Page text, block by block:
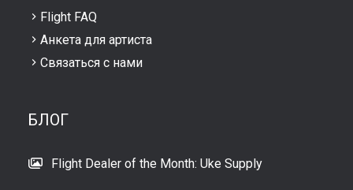
Flight FAQ
Анкета для артиста
Связаться с нами
БЛОГ
Flight Dealer of the Month: Uke Supply